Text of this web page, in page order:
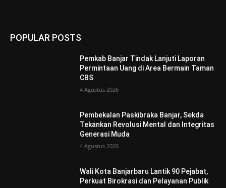
POPULAR POSTS
Pemkab Banjar Tindak Lanjuti Laporan
Permintaan Uang di Area Bermain Taman
CBS
4 Agustus 2026
Pembekalan Paskibraka Banjar, Sekda
Tekankan Revolusi Mental dan Integritas
Generasi Muda
4 Agustus 2026
Wali Kota Banjarbaru Lantik 90 Pejabat,
Perkuat Birokrasi dan Pelayanan Publik